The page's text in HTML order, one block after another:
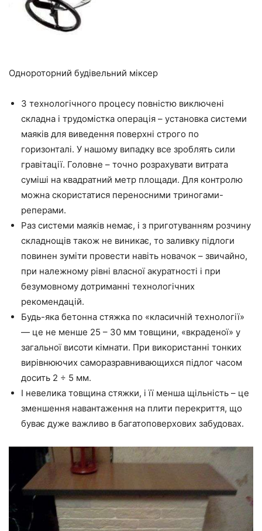
Однороторний будівельний міксер
З технологічного процесу повністю виключені
складна і трудомістка операція – установка системи
маяків для виведення поверхні строго по
горизонталі. У нашому випадку все зроблять сили
гравітації. Головне – точно розрахувати витрата
суміші на квадратний метр площади. Для контролю
можна скористатися переносними триногами-
реперами.
Раз системи маяків немає, і з приготуванням розчину
складнощів також не виникає, то заливку підлоги
повинен зуміти провести навіть новачок – звичайно,
при належному рівні власної акуратності і при
безумовному дотриманні технологічних
рекомендацій.
Будь-яка бетонна стяжка по «класичній технології»
— це не менше 25 – 30 мм товщини, «вкраденої» у
загальної висоти кімнати. При використанні тонких
вирівнюючих саморазравнивающихся підлог часом
досить 2 ÷ 5 мм.
І невелика товщина стяжки, іїї менша щільність – це
зменшення навантаження на плити перекриття, що
буває дуже важливо в багатоповерхових забудовах.